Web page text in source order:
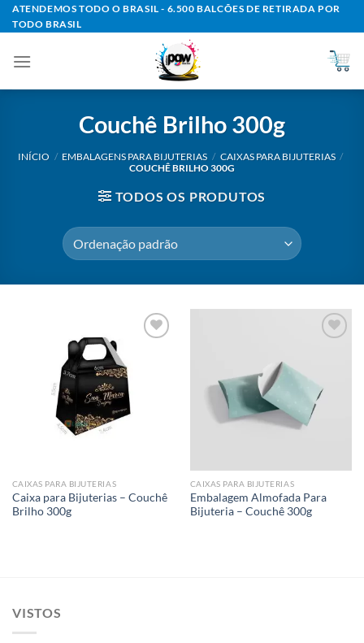
Skip
to
ATENDEMOS TODO O BRASIL - 6.500 BALCÕES DE RETIRADA POR
TODO BRASIL
Couchê Brilho 300g
INÍCIO / EMBALAGENS PARA BIJUTERIAS / CAIXAS PARA BIJUTERIAS /
COUCHÊ BRILHO 300G
TODOS OS PRODUTOS
CAIXAS PARA BIJUTERIAS
Caixa para Bijuterias – Couchê
Brilho 300g
wishlist
CAIXAS PARA BIJUTERIAS
Embalagem Almofada Para
Bijuteria – Couchê 300g
VISTOS